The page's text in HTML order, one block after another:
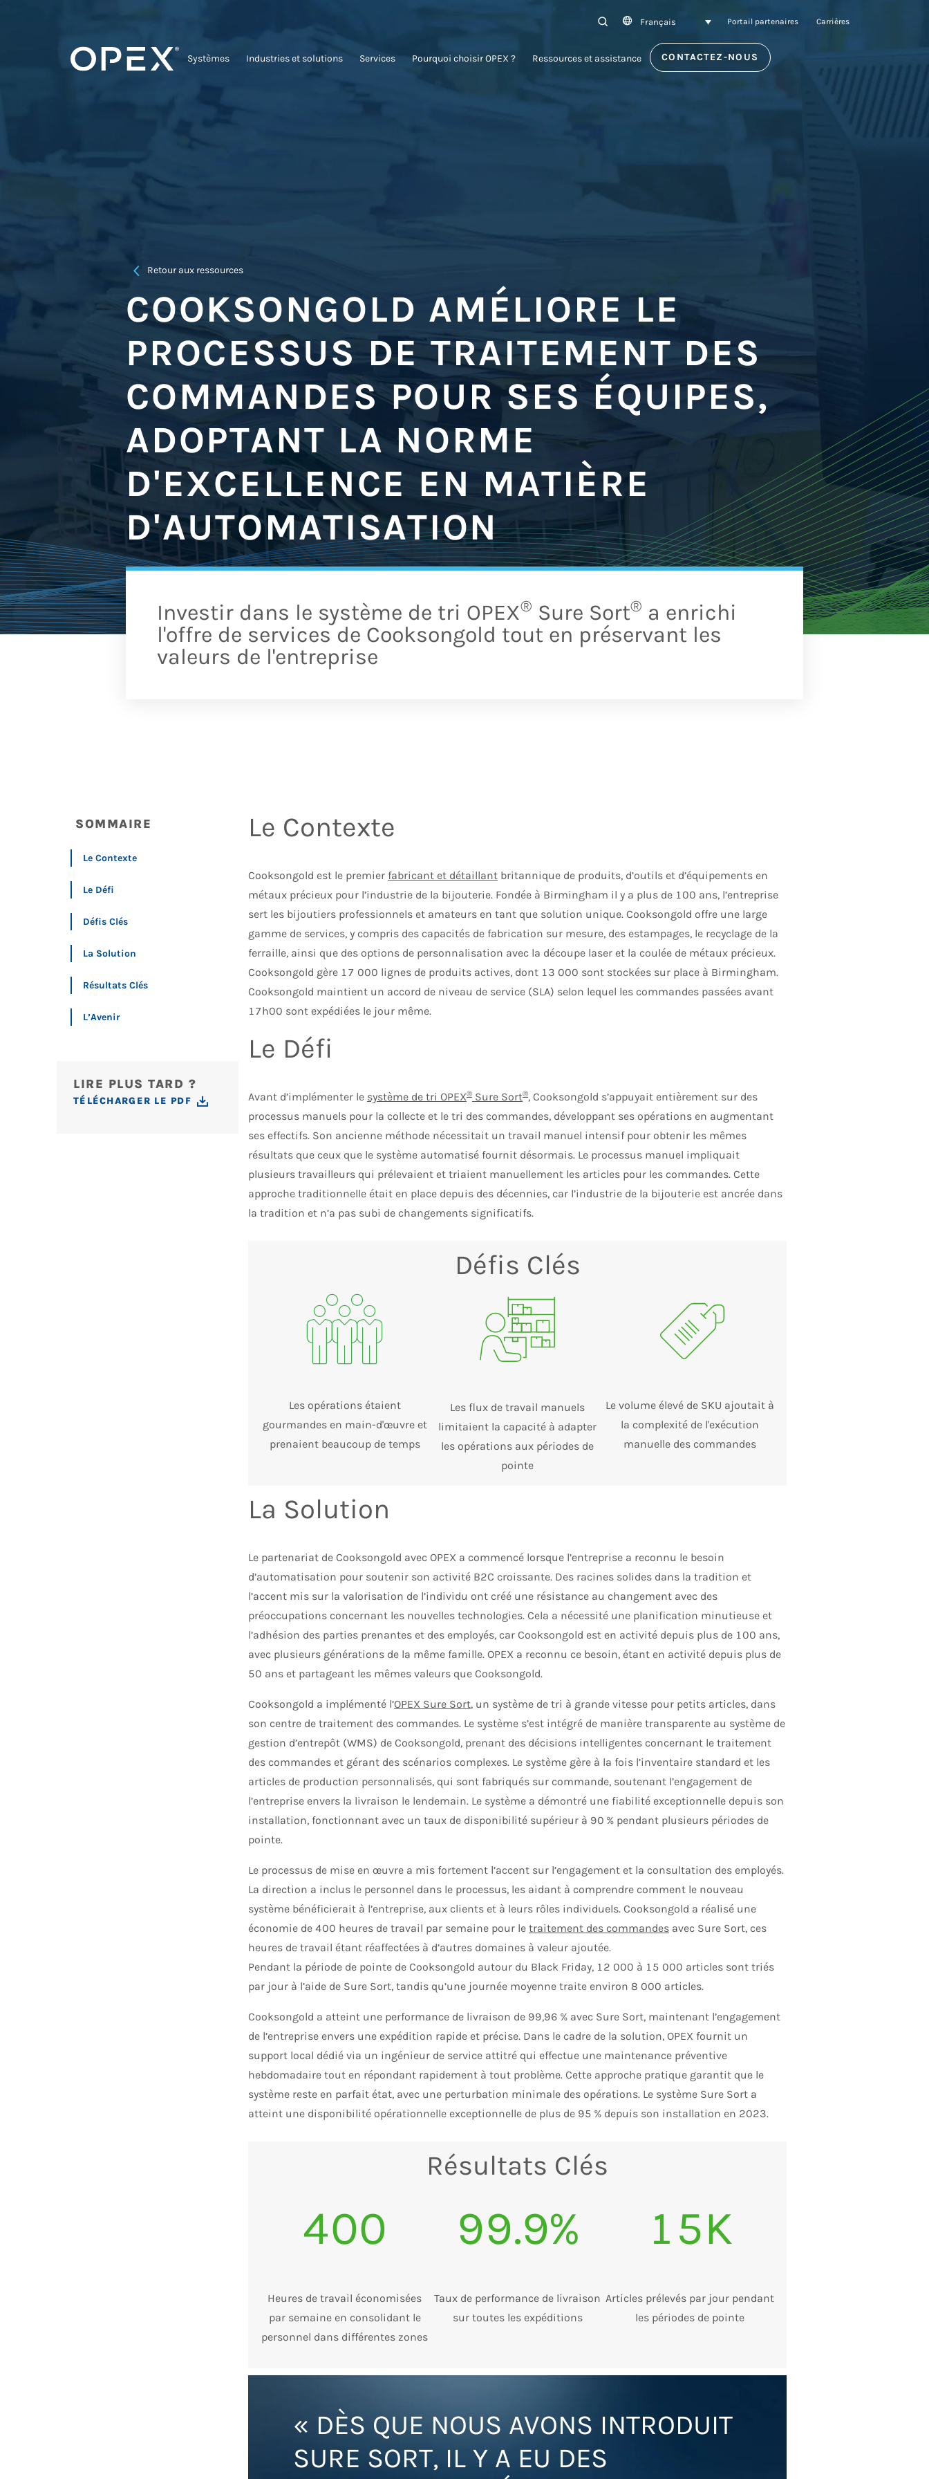
SEARCH
Français Portail partenaires Carrières
Systèmes Industries et solutions Services Pourquoi choisir OPEX ? Ressources et assistance CONTACTEZ-NOUS
Retour aux ressources
COOKSONGOLD AMÉLIORE LE
PROCESSUS DE TRAITEMENT DES
COMMANDES POUR SES ÉQUIPES,
ADOPTANT LA NORME
D'EXCELLENCE EN MATIÈRE
D'AUTOMATISATION
Investir dans le système de tri OPEX® Sure Sort® a enrichi
l'offre de services de Cooksongold tout en préservant les
valeurs de l'entreprise
SOMMAIRE
Le Contexte
Le Défi
Défis Clés
La Solution
Résultats Clés
L’Avenir
LIRE PLUS TARD ?
TÉLÉCHARGER LE PDF
Le Contexte
Cooksongold est le premier fabricant et détaillant britannique de produits, d’outils et d’équipements en
métaux précieux pour l’industrie de la bijouterie. Fondée à Birmingham il y a plus de 100 ans, l’entreprise
sert les bijoutiers professionnels et amateurs en tant que solution unique. Cooksongold offre une large
gamme de services, y compris des capacités de fabrication sur mesure, des estampages, le recyclage de la
ferraille, ainsi que des options de personnalisation avec la découpe laser et la coulée de métaux précieux.
Cooksongold gère 17 000 lignes de produits actives, dont 13 000 sont stockées sur place à Birmingham.
Cooksongold maintient un accord de niveau de service (SLA) selon lequel les commandes passées avant
17h00 sont expédiées le jour même.
Le Défi
Avant d’implémenter le système de tri OPEX® Sure Sort®, Cooksongold s’appuyait entièrement sur des
processus manuels pour la collecte et le tri des commandes, développant ses opérations en augmentant
ses effectifs. Son ancienne méthode nécessitait un travail manuel intensif pour obtenir les mêmes
résultats que ceux que le système automatisé fournit désormais. Le processus manuel impliquait
plusieurs travailleurs qui prélevaient et triaient manuellement les articles pour les commandes. Cette
approche traditionnelle était en place depuis des décennies, car l’industrie de la bijouterie est ancrée dans
la tradition et n’a pas subi de changements significatifs.
Défis Clés
Les opérations étaient
gourmandes en main-d'œuvre et
prenaient beaucoup de temps
Les flux de travail manuels
limitaient la capacité à adapter
les opérations aux périodes de
pointe
Le volume élevé de SKU ajoutait à
la complexité de l'exécution
manuelle des commandes
La Solution
Le partenariat de Cooksongold avec OPEX a commencé lorsque l’entreprise a reconnu le besoin
d’automatisation pour soutenir son activité B2C croissante. Des racines solides dans la tradition et
l’accent mis sur la valorisation de l’individu ont créé une résistance au changement avec des
préoccupations concernant les nouvelles technologies. Cela a nécessité une planification minutieuse et
l’adhésion des parties prenantes et des employés, car Cooksongold est en activité depuis plus de 100 ans,
avec plusieurs générations de la même famille. OPEX a reconnu ce besoin, étant en activité depuis plus de
50 ans et partageant les mêmes valeurs que Cooksongold.
Cooksongold a implémenté l’OPEX Sure Sort, un système de tri à grande vitesse pour petits articles, dans
son centre de traitement des commandes. Le système s’est intégré de manière transparente au système de
gestion d’entrepôt (WMS) de Cooksongold, prenant des décisions intelligentes concernant le traitement
des commandes et gérant des scénarios complexes. Le système gère à la fois l’inventaire standard et les
articles de production personnalisés, qui sont fabriqués sur commande, soutenant l’engagement de
l’entreprise envers la livraison le lendemain. Le système a démontré une fiabilité exceptionnelle depuis son
installation, fonctionnant avec un taux de disponibilité supérieur à 90 % pendant plusieurs périodes de
pointe.
Le processus de mise en œuvre a mis fortement l’accent sur l’engagement et la consultation des employés.
La direction a inclus le personnel dans le processus, les aidant à comprendre comment le nouveau
système bénéficierait à l’entreprise, aux clients et à leurs rôles individuels. Cooksongold a réalisé une
économie de 400 heures de travail par semaine pour le traitement des commandes avec Sure Sort, ces
heures de travail étant réaffectées à d’autres domaines à valeur ajoutée.
Pendant la période de pointe de Cooksongold autour du Black Friday, 12 000 à 15 000 articles sont triés
par jour à l’aide de Sure Sort, tandis qu’une journée moyenne traite environ 8 000 articles.
Cooksongold a atteint une performance de livraison de 99,96 % avec Sure Sort, maintenant l’engagement
de l’entreprise envers une expédition rapide et précise. Dans le cadre de la solution, OPEX fournit un
support local dédié via un ingénieur de service attitré qui effectue une maintenance préventive
hebdomadaire tout en répondant rapidement à tout problème. Cette approche pratique garantit que le
système reste en parfait état, avec une perturbation minimale des opérations. Le système Sure Sort a
atteint une disponibilité opérationnelle exceptionnelle de plus de 95 % depuis son installation en 2023.
Résultats Clés
400
Heures de travail économisées
par semaine en consolidant le
personnel dans différentes zones
99.9%
Taux de performance de livraison
sur toutes les expéditions
15K
Articles prélevés par jour pendant
les périodes de pointe
« DÈS QUE NOUS AVONS INTRODUIT
SURE SORT, IL Y A EU DES